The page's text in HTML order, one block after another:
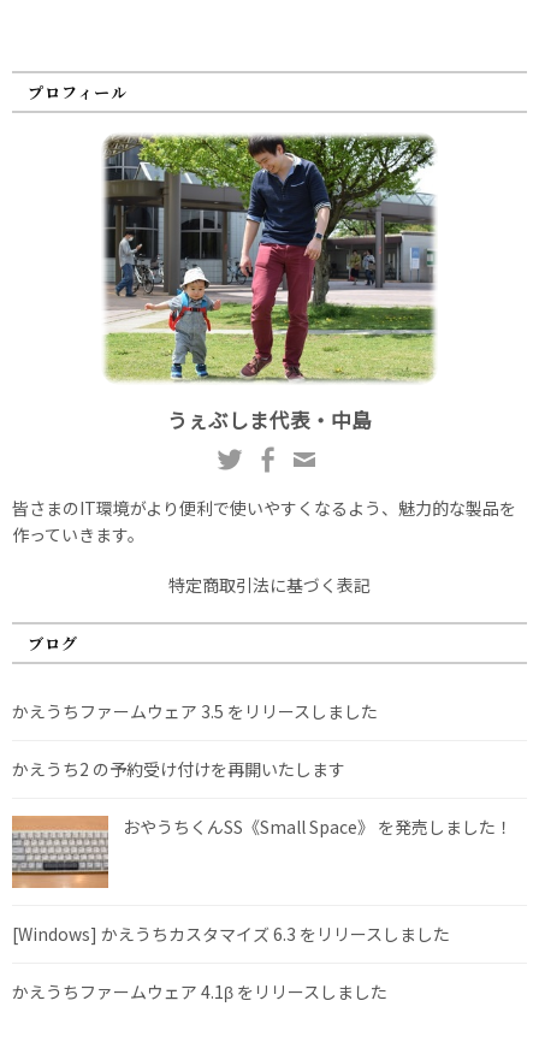
プロフィール
うぇぶしま代表・中島
皆さまのIT環境がより便利で使いやすくなるよう、魅力的な製品を
作っていきます。
特定商取引法に基づく表記
ブログ
かえうちファームウェア 3.5 をリリースしました
かえうち2 の予約受け付けを再開いたします
おやうちくんSS《Small Space》 を発売しました！
[Windows] かえうちカスタマイズ 6.3 をリリースしました
かえうちファームウェア 4.1β をリリースしました